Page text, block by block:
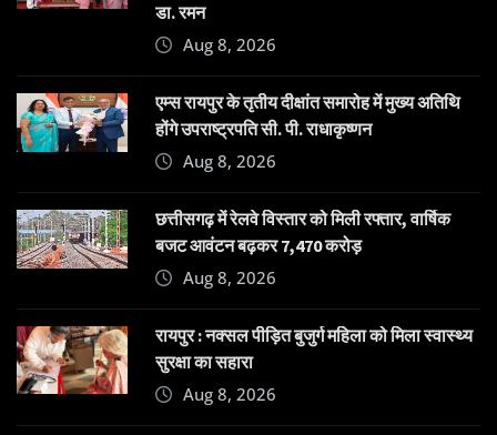
डा. रमन
Aug 8, 2026
एम्स रायपुर के तृतीय दीक्षांत समारोह में मुख्य अतिथि
होंगे उपराष्ट्रपति सी. पी. राधाकृष्णन
Aug 8, 2026
छत्तीसगढ़ में रेलवे विस्तार को मिली रफ्तार, वार्षिक
बजट आवंटन बढ़कर 7,470 करोड़
Aug 8, 2026
रायपुर : नक्सल पीड़ित बुजुर्ग महिला को मिला स्वास्थ्य
सुरक्षा का सहारा
Aug 8, 2026